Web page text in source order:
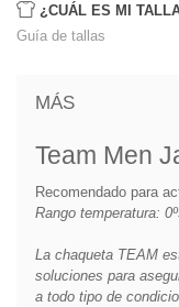
¿CUÁL ES MI
Guía de tallas
MÁS
Team Men
Recomendado para
Rango temperatura:
La chaqueta TEAM
soluciones para
a todo tipo de